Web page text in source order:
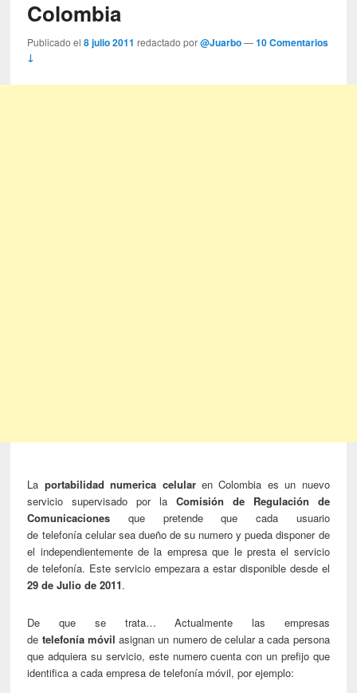
Colombia
Publicado el8 julio 2011 redactado por@Juarbo —10 Comentarios
↓
La portabilidad numerica celularen Colombia es un nuevo
servicio supervisado por la Comisión de Regulación de
Comunicaciones que pretende que cada usuario
de telefonía celular sea dueño de su numero y pueda disponer de
el independientemente de la empresa que le presta el servicio
de telefonía. Este servicio empezara a estar disponible desde el
29 de Julio de 2011.
De que se trata… Actualmente las empresas
de telefonía móvil asignan un numero de celular a cada persona
que adquiera su servicio, este numero cuenta con un prefijo que
identifica a cada empresa de telefonía móvil, por ejemplo: